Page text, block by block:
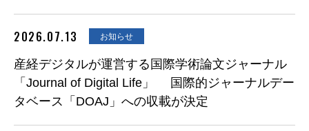
2026.07.13 お知らせ
産経デジタルが運営する国際学術論文ジャーナル
「Journal of Digital Life」 国際的ジャーナルデー
タベース「DOAJ」への収載が決定